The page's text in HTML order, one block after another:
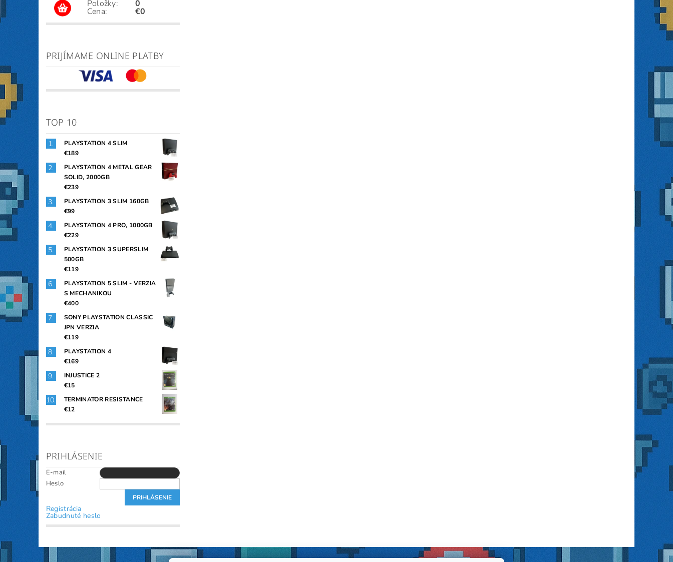
Položky:
Cena:
0
€0
PRIJÍMAME ONLINE PLATBY
TOP 10
PLAYSTATION 4 SLIM
€189
PLAYSTATION 4 METAL GEAR
SOLID, 2000GB
€239
PLAYSTATION 3 SLIM 160GB
€99
PLAYSTATION 4 PRO, 1000GB
€229
PLAYSTATION 3 SUPERSLIM
500GB
€119
PLAYSTATION 5 SLIM - VERZIA
S MECHANIKOU
€400
SONY PLAYSTATION CLASSIC
JPN VERZIA
€119
PLAYSTATION 4
€169
INJUSTICE 2
€15
TERMINATOR RESISTANCE
€12
PRIHLÁSENIE
E-mail
Heslo
Registrácia
Zabudnuté heslo